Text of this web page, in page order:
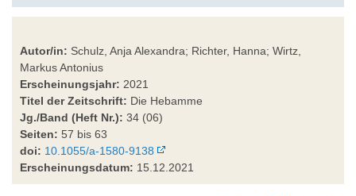
Autor/in: Schulz, Anja Alexandra; Richter, Hanna; Wirtz,
Markus Antonius
Erscheinungsjahr: 2021
Titel der Zeitschrift: Die Hebamme
Jg./Band (Heft Nr.): 34 (06)
Seiten: 57 bis 63
doi: 10.1055/a-1580-9138
Erscheinungsdatum: 15.12.2021